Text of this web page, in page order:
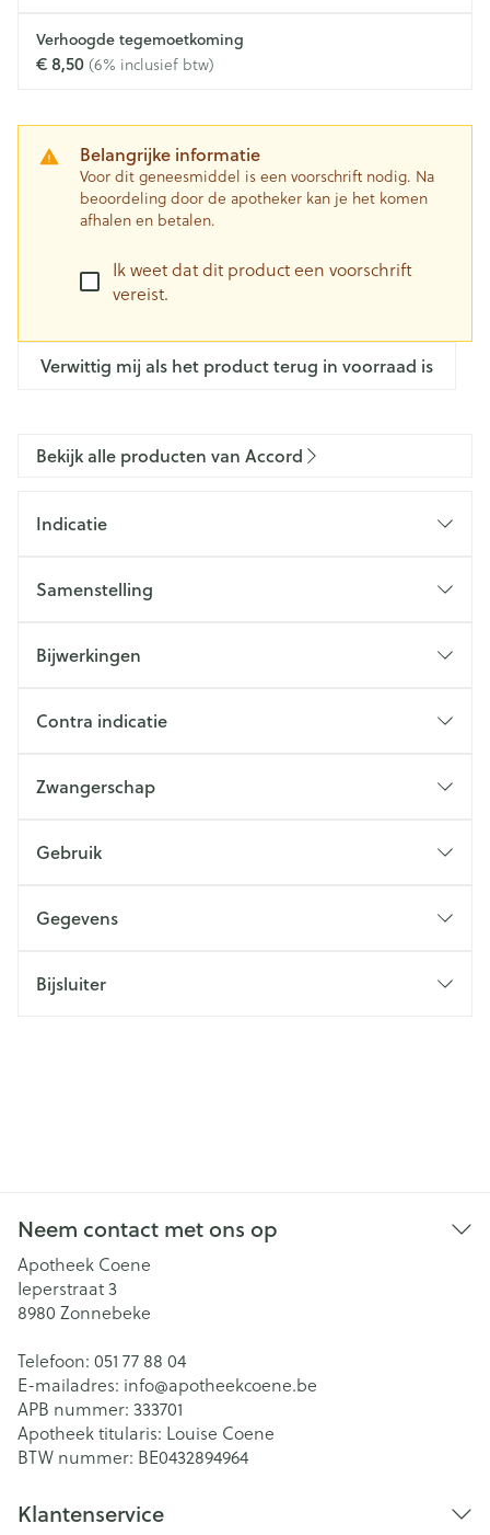
Verhoogde tegemoetkoming
€ 8,50(6% inclusief btw)
Belangrijke informatie
Voor dit geneesmiddel is een voorschrift nodig. Na
beoordeling door de apotheker kan je het komen
afhalen en betalen.
Ik weet dat dit product een voorschrift
vereist.
Verwittig mij als het product terug in voorraad is
Bekijk alle producten van Accord
Indicatie
Samenstelling
Bijwerkingen
Contra indicatie
Zwangerschap
Gebruik
Gegevens
Bijsluiter
Neem contact met ons op
Apotheek Coene
Ieperstraat 3
8980 Zonnebeke
Telefoon: 051 77 88 04
E-mailadres: info@apotheekcoene.be
APB nummer: 333701
Apotheek titularis: Louise Coene
BTW nummer: BE0432894964
Klantenservice